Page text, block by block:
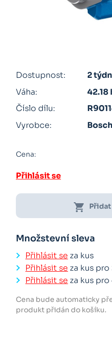
Dostupnost:
2
Váha:
42.18
Číslo dílu:
Vyrobce:
Cena:
Přihlásit se
shopping_cart
Množstevní sleva
Přihlásit se za kus
Přihlásit se za kus pro
Přihlásit se za kus pro
Cena bude automaticky
produkt přidán do košíku.